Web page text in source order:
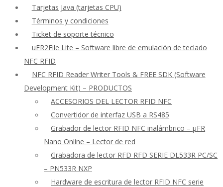
Tarjetas Java (tarjetas CPU)
Términos y condiciones
Ticket de soporte técnico
uFR2File Lite – Software libre de emulación de teclado
NFC RFID
NFC RFID Reader Writer Tools & FREE SDK (Software
Development Kit) – PRODUCTOS
ACCESORIOS DEL LECTOR RFID NFC
Convertidor de interfaz USB a RS485
Grabador de lector RFID NFC inalámbrico – μFR
Nano Online – Lector de red
Grabadora de lector RFD RFD SERIE DL533R PC/SC
– PN533R NXP
Hardware de escritura de lector RFID NFC serie